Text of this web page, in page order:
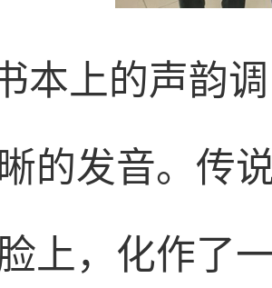
本上的声韵
的发音。传
上，化作了